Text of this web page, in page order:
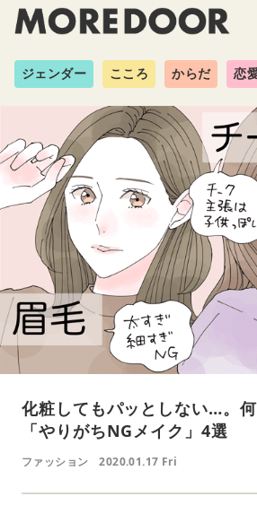
ジェンダー こころ からだ 恋
化粧してもパッとしない…。
「やりがちNGメイク」4選
ファッション 2020.01.17 Fri